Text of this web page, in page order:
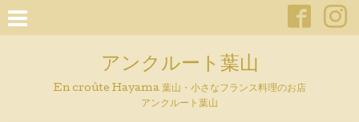
アンクルート葉山
En croûte Hayama 葉山・小さなフランス料理のお店
アンクルート葉山